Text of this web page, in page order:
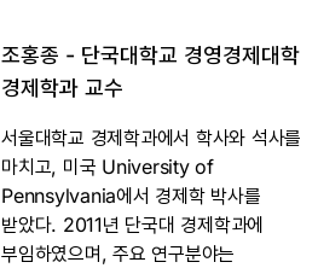
조홍종 - 단국대학교 경영경제대학
경제학과 교수
서울대학교 경제학과에서 학사와 석사를
마치고, 미국 University of
Pennsylvania에서 경제학 박사를
받았다. 2011년 단국대 경제학과에
부임하였으며, 주요 연구분야는